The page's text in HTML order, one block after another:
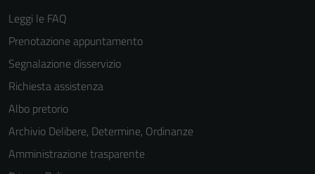
Leggi le FAQ
Prenotazione appuntamento
Segnalazione disservizio
Richiesta assistenza
Albo pretorio
Archivio Delibere, Determine, Ordinanze
Amministrazione trasparente